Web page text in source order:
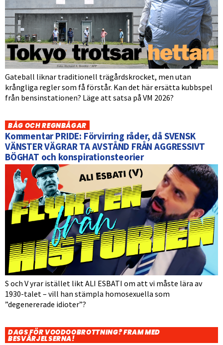
Gateball liknar traditionell trägårdskrocket, men utan
krångliga regler som få förstår. Kan det här ersätta kubbspel
från bensinstationen? Läge att satsa på VM 2026?
BÅG OCH REGNBÅGAR
Kommentar PRIDE: Förvirring råder, då SVENSK
VÄNSTER VÄGRAR TA AVSTÅND FRÅN AGGRESSIVT
BÖGHAT och konspirationsteorier
S och V yrar istället likt ALI ESBATI om att vi måste lära av
1930-talet – vill han stämpla homosexuella som
”degenererade idioter”?
DAGS FÖR VOODOOBROTTNING? FRAM MED
BESVÄRJELSERNA!